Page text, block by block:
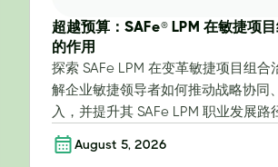
超越预算：SAFe® LPM 在敏捷项
的作用
探索 SAFe LPM 在变革敏捷项目组合
解企业敏捷领导者如何推动战略协同
入，并提升其 SAFe LPM 职业发展路
August 5, 2026